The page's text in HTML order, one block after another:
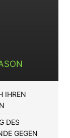
IHREN
DES
GEGEN